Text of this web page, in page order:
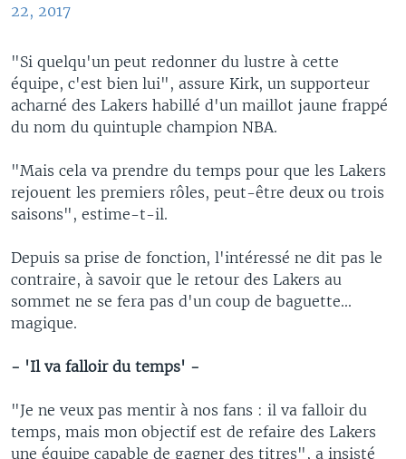
22, 2017
"Si quelqu'un peut redonner du lustre à cette
équipe, c'est bien lui", assure Kirk, un supporteur
acharné des Lakers habillé d'un maillot jaune frappé
du nom du quintuple champion NBA.
"Mais cela va prendre du temps pour que les Lakers
rejouent les premiers rôles, peut-être deux ou trois
saisons", estime-t-il.
Depuis sa prise de fonction, l'intéressé ne dit pas le
contraire, à savoir que le retour des Lakers au
sommet ne se fera pas d'un coup de baguette...
magique.
- 'Il va falloir du temps' -
"Je ne veux pas mentir à nos fans : il va falloir du
temps, mais mon objectif est de refaire des Lakers
une équipe capable de gagner des titres", a insisté